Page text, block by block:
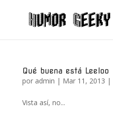
Qué buena está Leeloo
por admin | Mar 11, 2013 |
Vista así, no...